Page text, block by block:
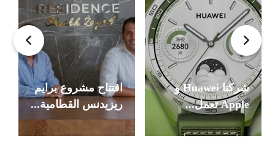
شركتا Huawei و
Apple تعمل...
افتتاح مشروع برايم
ريزيدنس القطامية...